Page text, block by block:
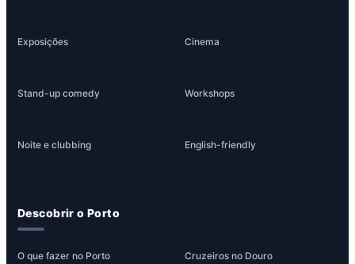
Exposições Cinema
Stand-up comedy Workshops
Noite e clubbing English-friendly
Descobrir o Porto
O que fazer no Porto Cruzeiros no Douro